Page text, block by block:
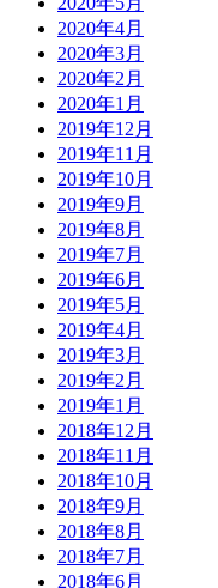
2020年4月
2020年3月
2020年2月
2020年1月
2019年12月
2019年11月
2019年10月
2019年9月
2019年8月
2019年7月
2019年6月
2019年5月
2019年4月
2019年3月
2019年2月
2019年1月
2018年12月
2018年11月
2018年10月
2018年9月
2018年8月
2018年7月
2018年6月